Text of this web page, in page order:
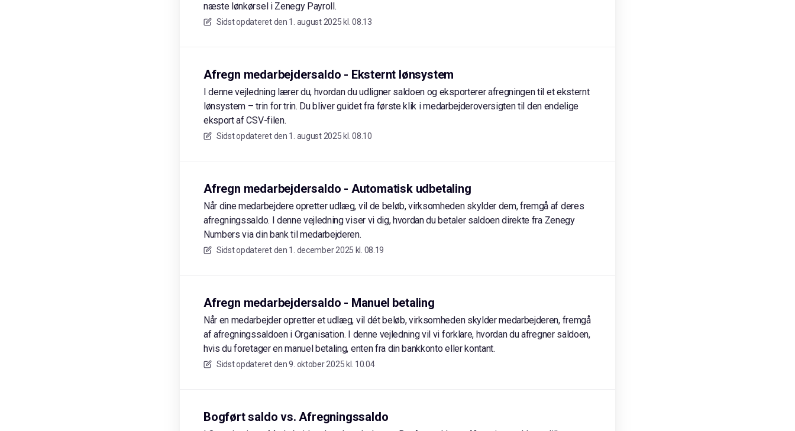
næste lønkørsel i Zenegy Payroll.
Sidst opdateret den 1. august 2025 kl. 08.13
Afregn medarbejdersaldo - Eksternt lønsystem
I denne vejledning lærer du, hvordan du udligner saldoen og eksporterer afregningen til et eksternt
lønsystem – trin for trin. Du bliver guidet fra første klik i medarbejderoversigten til den endelige
eksport af CSV-filen.
Sidst opdateret den 1. august 2025 kl. 08.10
Afregn medarbejdersaldo - Automatisk udbetaling
Når dine medarbejdere opretter udlæg, vil de beløb, virksomheden skylder dem, fremgå af deres
afregningssaldo. I denne vejledning viser vi dig, hvordan du betaler saldoen direkte fra Zenegy
Numbers via din bank til medarbejderen.
Sidst opdateret den 1. december 2025 kl. 08.19
Afregn medarbejdersaldo - Manuel betaling
Når en medarbejder opretter et udlæg, vil dét beløb, virksomheden skylder medarbejderen, fremgå
af afregningssaldoen i Organisation. I denne vejledning vil vi forklare, hvordan du afregner saldoen,
hvis du foretager en manuel betaling, enten fra din bankkonto eller kontant.
Sidst opdateret den 9. oktober 2025 kl. 10.04
Bogført saldo vs. Afregningssaldo